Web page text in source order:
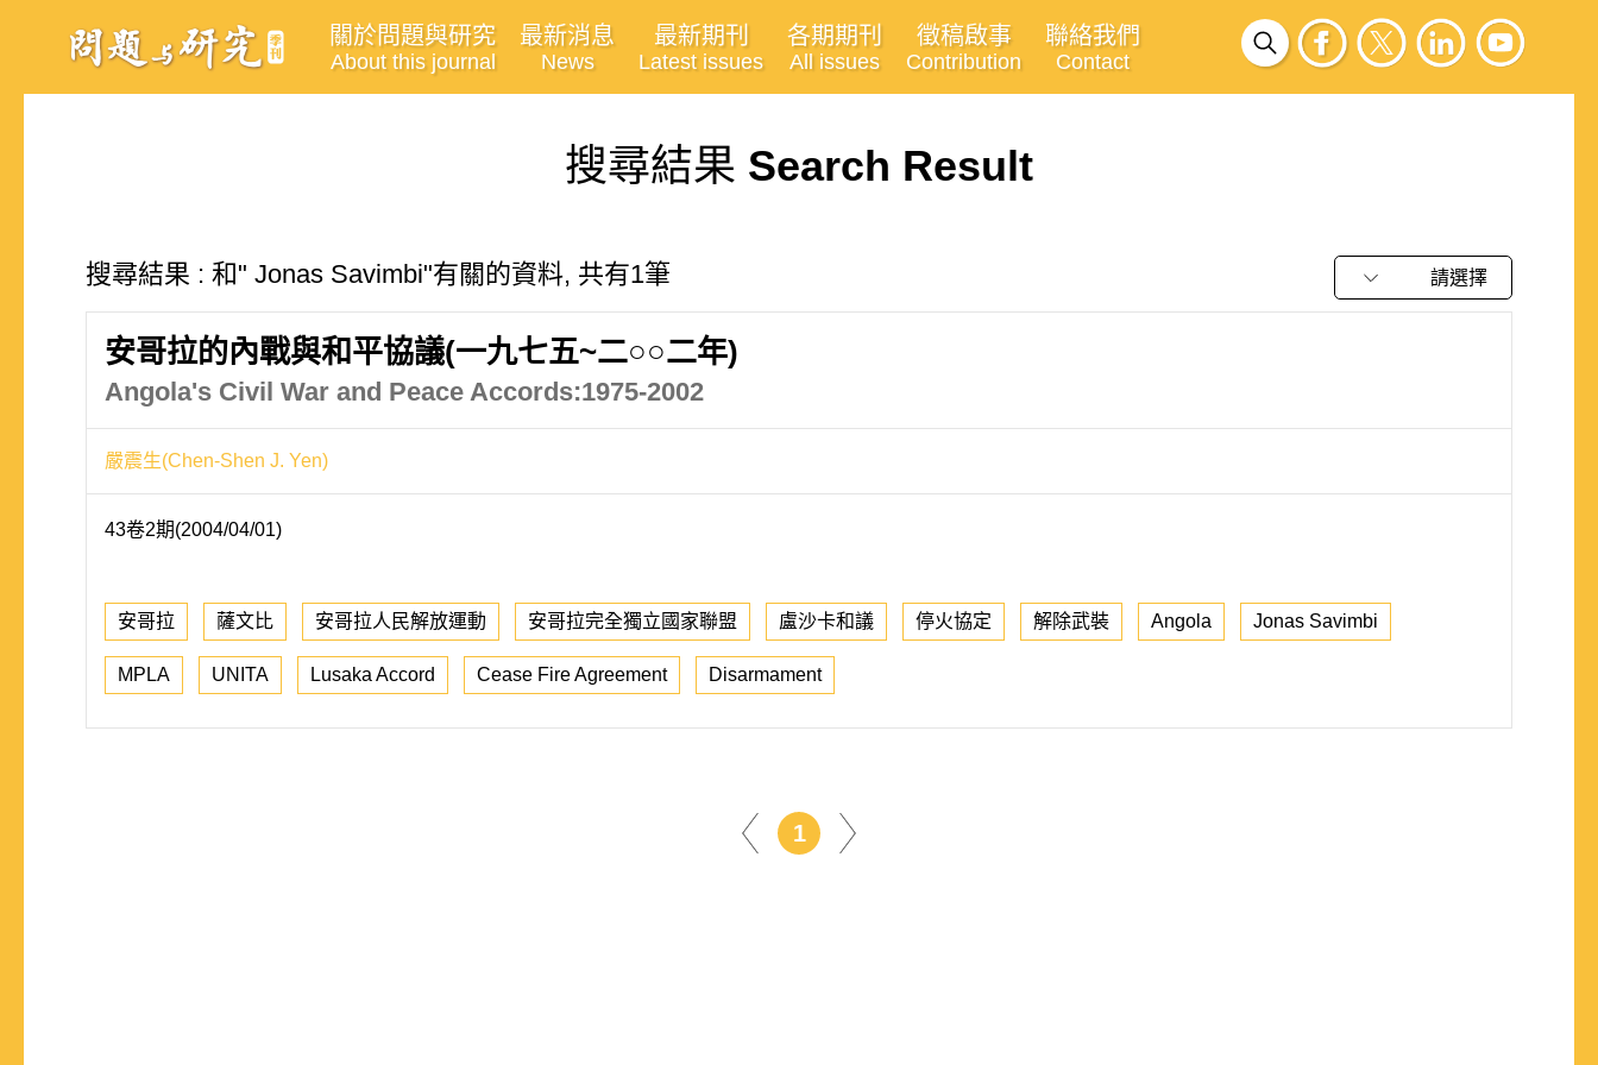
關於問題與研究
About this journal
最新消息
News
最新期刊
Latest issues
各期期刊
All issues
徵稿啟事
Contribution
聯絡我們
Contact
搜尋結果 Search Result
搜尋結果 : 和" Jonas Savimbi"有關的資料, 共有1筆 請選擇
安哥拉的內戰與和平協議(一九七五~二○○二年)
Angola's Civil War and Peace Accords:1975-2002
嚴震生(Chen-Shen J. Yen)
43卷2期(2004/04/01)
安哥拉 薩文比 安哥拉人民解放運動 安哥拉完全獨立國家聯盟 盧沙卡和議 停火協定 解除武裝 Angola Jonas Savimbi
MPLA UNITA Lusaka Accord Cease Fire Agreement Disarmament
1